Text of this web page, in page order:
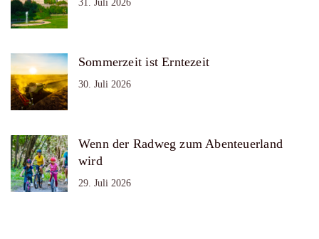
31. Juli 2026
Sommerzeit ist Erntezeit
30. Juli 2026
Wenn der Radweg zum Abenteuerland
wird
29. Juli 2026